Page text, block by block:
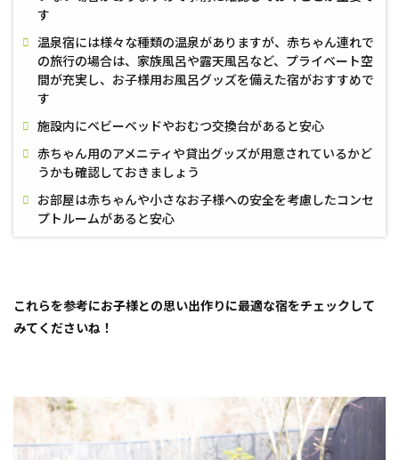
す
温泉宿には様々な種類の温泉がありますが、赤ちゃん連れで
の旅行の場合は、家族風呂や露天風呂など、プライベート空
間が充実し、お子様用お風呂グッズを備えた宿がおすすめで
す
施設内にベビーベッドやおむつ交換台があると安心
赤ちゃん用のアメニティや貸出グッズが用意されているかど
うかも確認しておきましょう
お部屋は赤ちゃんや小さなお子様への安全を考慮したコンセ
プトルームがあると安心
これらを参考にお子様との思い出作りに最適な宿をチェックして
みてくださいね！